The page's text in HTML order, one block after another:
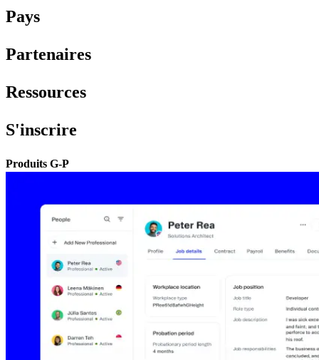
Pays​​
Partenaires​​
Ressources​​
S'inscrire​​
Produits G-P​​